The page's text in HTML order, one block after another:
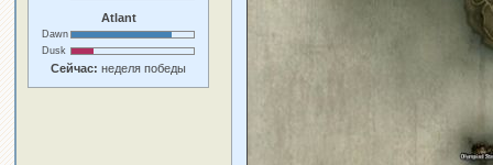
Atlant
Dawn
Dusk
Сейчас: неделя победы